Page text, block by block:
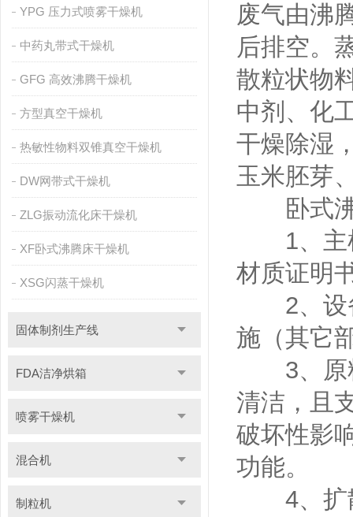
YPG 压力式喷雾干燥机
中药丸带式干燥机
GFG 高效沸腾干燥机
方型真空干燥机
热敏性物料双锥真空干燥机
DW网带式干燥机
ZLG振动流化床干燥机
XF卧式沸腾床干燥机
XSG闪蒸干燥机
固体制剂生产线
FDA洁净烘箱
喷雾干燥机
混合机
制粒机
废气由沸
后排空。
散粒状物
中剂、化
干燥除湿
玉米胚芽
卧式沸
1、主机
材质证明
2、设备
施（其它
3、原料
清洁，且
破坏性影
功能。
4、扩散